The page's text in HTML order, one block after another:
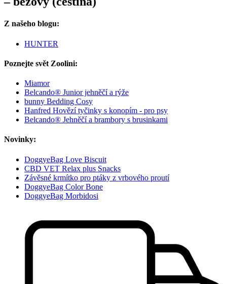
Z našeho blogu:
HUNTER
Poznejte svět Zoolini:
Miamor
Belcando® Junior jehněčí a rýže
bunny Bedding Cosy
Hanfred Hovězí tyčinky s konopím - pro psy
Belcando® Jehněčí a brambory s brusinkami
Novinky:
DoggyeBag Love Biscuit
CBD VET Relax plus Snacks
Závěsné krmítko pro ptáky z vrbového proutí
DoggyeBag Color Bone
DoggyeBag Morbidosi